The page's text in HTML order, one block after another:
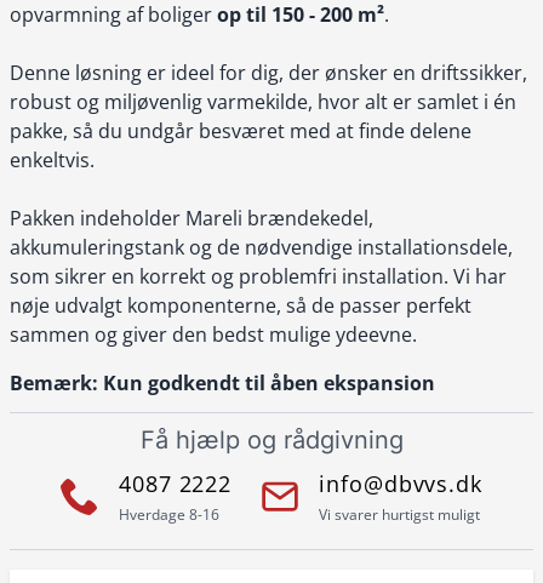
opvarmning af boligerop til 150 - 200 m².
Denne løsning er ideel for dig, der ønsker en driftssikker,
robust og miljøvenlig varmekilde, hvor alt er samlet i én
pakke, så du undgår besværet med at finde delene
enkeltvis.
Pakken indeholder Mareli brændekedel,
akkumuleringstank og de nødvendige installationsdele,
som sikrer en korrekt og problemfri installation. Vi har
nøje udvalgt komponenterne, så de passer perfekt
sammen og giver den bedst mulige ydeevne.
Bemærk: Kun godkendt til åben ekspansion
Få hjælp og rådgivning
4087 2222
Hverdage 8-16
info@dbvvs.dk
Vi svarer hurtigst muligt